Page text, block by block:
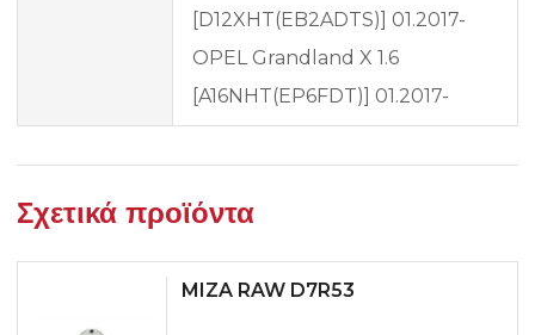
[D12XHT(EB2ADTS)] 01.2017-
OPEL Grandland X 1.6
[A16NHT(EP6FDT)] 01.2017-
Σχετικά προϊόντα
MIZA RAW D7R53